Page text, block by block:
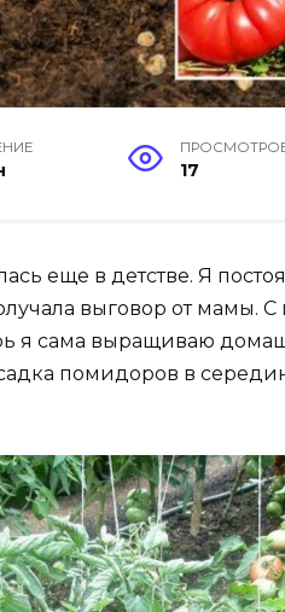
17
еще в детстве. Я
выговор от мамы.
я сама выращиваю
помидоров в